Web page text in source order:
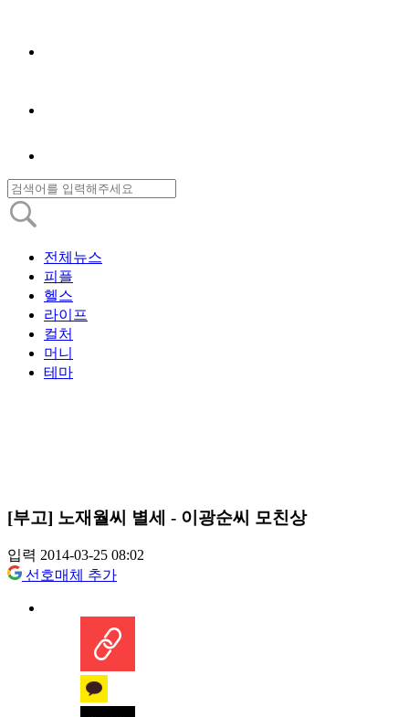
전체뉴스
피플
헬스
라이프
컬처
머니
테마
[부고] 노재월씨 별세 - 이광순씨 모친상
입력 2014-03-25 08:02
선호매체 추가